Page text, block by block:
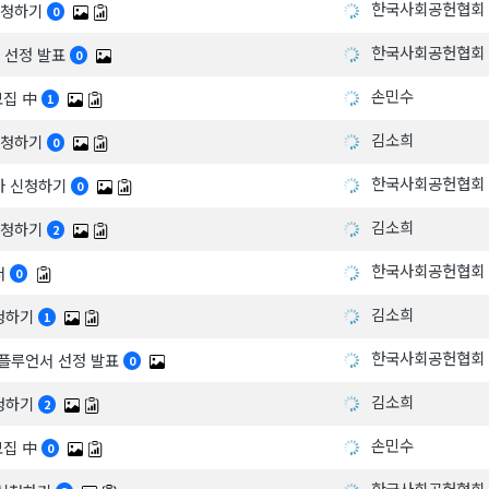
하기 0 한국사회공헌협회
정 발표 0 한국사회공헌협회
中 1 손민수
하기 0 김소희
신청하기 0 한국사회공헌협회
하기 2 김소희
0 한국사회공헌협회
기 1 김소희
루언서 선정 발표 0 한국사회공헌협회
기 2 김소희
中 0 손민수